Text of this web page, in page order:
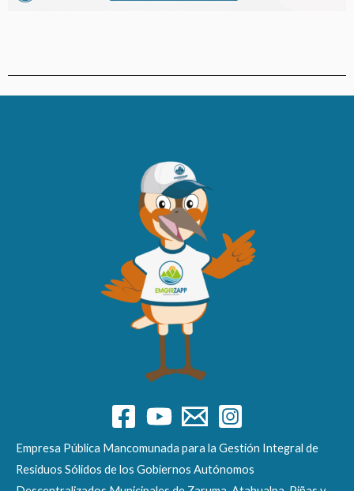
Empresa Pública Mancomunada para la Gestión Integral de
Residuos Sólidos de los Gobiernos Autónomos